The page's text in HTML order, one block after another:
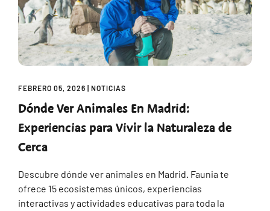
FEBRERO 05, 2026 NOTICIAS
Dónde Ver Animales En Madrid:
Experiencias para Vivir la Naturaleza de
Cerca
Descubre dónde ver animales en Madrid. Faunia te
ofrece 15 ecosistemas únicos, experiencias
interactivas y actividades educativas para toda la